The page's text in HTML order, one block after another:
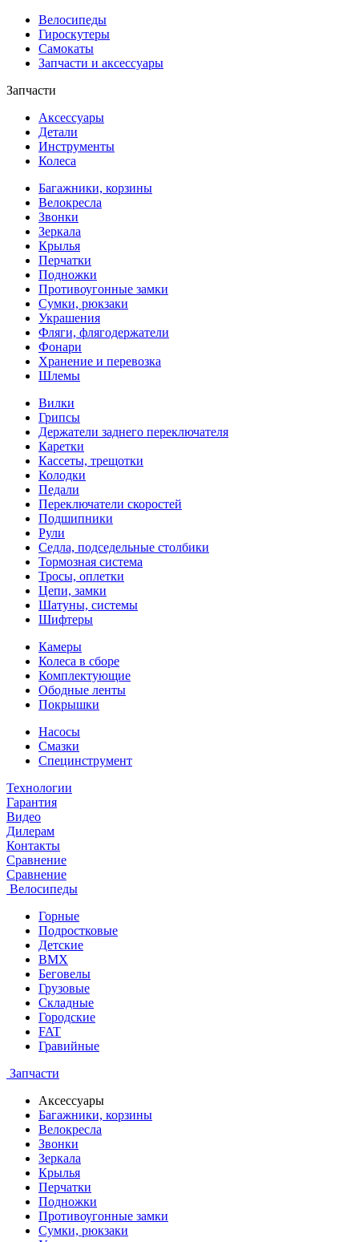
Велосипеды
Гироскутеры
Самокаты
Запчасти и аксессуары
Запчасти
Аксессуары
Детали
Инструменты
Колеса
Багажники, корзины
Велокресла
Звонки
Зеркала
Крылья
Перчатки
Подножки
Противоугонные замки
Сумки, рюкзаки
Украшения
Фляги, флягодержатели
Фонари
Хранение и перевозка
Шлемы
Вилки
Грипсы
Держатели заднего переключателя
Каретки
Кассеты, трещотки
Колодки
Педали
Переключатели скоростей
Подшипники
Рули
Седла, подседельные столбики
Тормозная система
Тросы, оплетки
Цепи, замки
Шатуны, системы
Шифтеры
Камеры
Колеса в сборе
Комплектующие
Ободные ленты
Покрышки
Насосы
Смазки
Специнструмент
Технологии
Гарантия
Видео
Дилерам
Контакты
Сравнение
Сравнение
Велосипеды
Горные
Подростковые
Детские
BMX
Беговелы
Грузовые
Складные
Городские
FAT
Гравийные
Запчасти
Аксессуары
Багажники, корзины
Велокресла
Звонки
Зеркала
Крылья
Перчатки
Подножки
Противоугонные замки
Сумки, рюкзаки